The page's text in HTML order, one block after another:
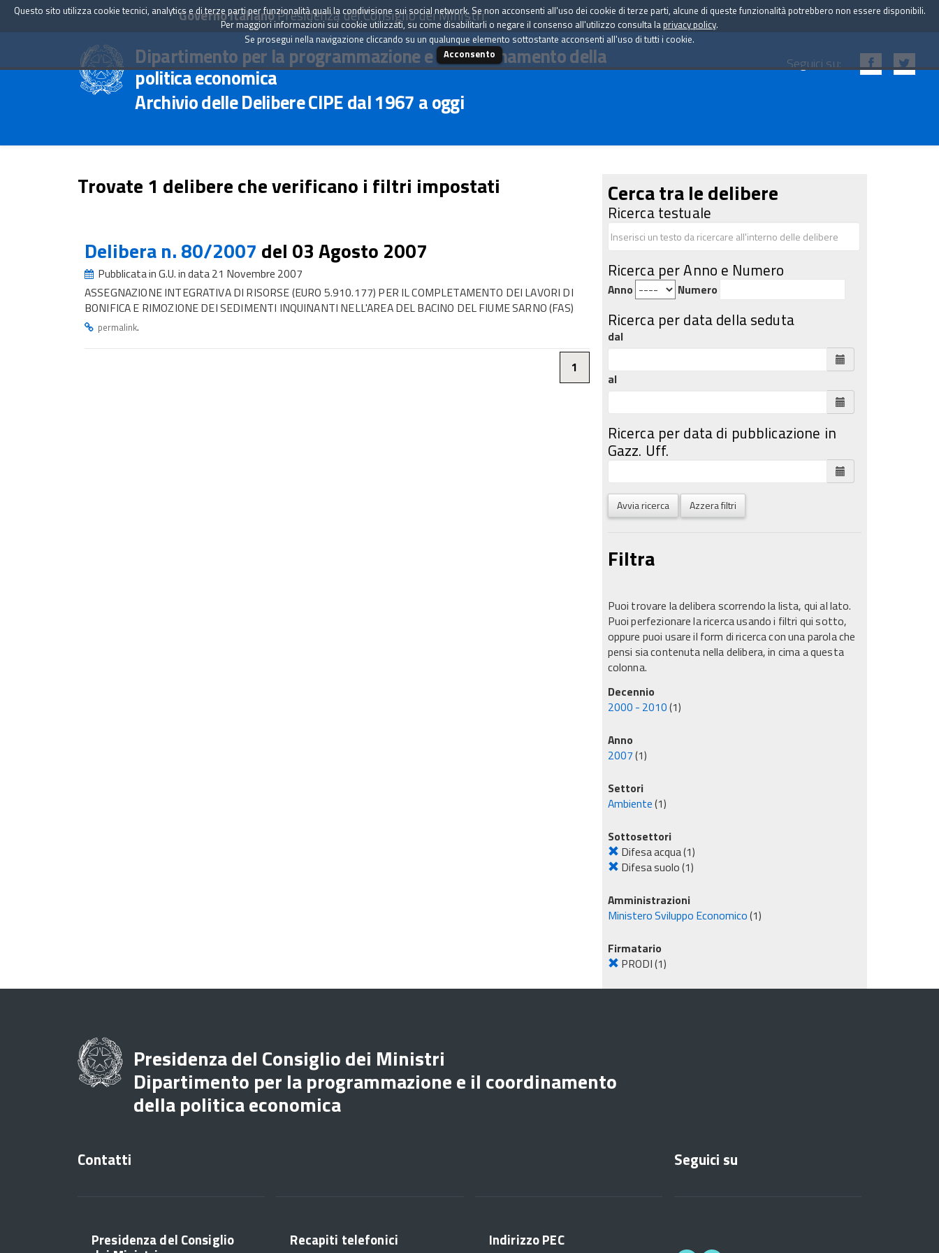
Governo ItalianoPresidenza del Consiglio dei Ministri
Dipartimento per la programmazione e il coordinamento della
politica economica
Archivio delle Delibere CIPE dal 1967 a oggi
Seguici su:
Trovate 1 delibere che verificano i filtri impostati
Delibera n. 80/2007 del 03 Agosto 2007
Pubblicata in G.U. in data 21 Novembre 2007
ASSEGNAZIONE INTEGRATIVA DI RISORSE (EURO 5.910.177) PER IL COMPLETAMENTO DEI LAVORI DI
BONIFICA E RIMOZIONE DEI SEDIMENTI INQUINANTI NELL'AREA DEL BACINO DEL FIUME SARNO (FAS)
permalink.
1
Cerca tra le delibere
Ricerca testuale
Ricerca per Anno e Numero
Anno Numero
Ricerca per data della seduta
dal
al
Ricerca per data di pubblicazione in
Gazz. Uff.
Avvia ricerca Azzera filtri
Filtra
Puoi trovare la delibera scorrendo la lista, qui al lato.
Puoi perfezionare la ricerca usando i filtri qui sotto,
oppure puoi usare il form di ricerca con una parola che
pensi sia contenuta nella delibera, in cima a questa
colonna.
Decennio
2000 - 2010(1)
Anno
2007(1)
Settori
Ambiente(1)
Sottosettori
Difesa acqua(1)
Difesa suolo(1)
Amministrazioni
Ministero Sviluppo Economico(1)
Firmatario
PRODI(1)
Questo sito utilizza cookie tecnici, analytics e di terze parti per funzionalità quali la condivisione sui social network. Se non acconsenti all'uso dei cookie di terze parti, alcune di queste funzionalità potrebbero non essere disponibili.
Per maggiori informazioni sui cookie utilizzati, su come disabilitarli o negare il consenso all'utilizzo consulta la privacy policy.
Se prosegui nella navigazione cliccando su un qualunque elemento sottostante acconsenti all'uso di tutti i cookie.
Acconsento
Presidenza del Consiglio dei Ministri
Dipartimento per la programmazione e il coordinamento
della politica economica
Contatti
Presidenza del Consiglio Recapiti telefonici Indirizzo PEC
Seguici su